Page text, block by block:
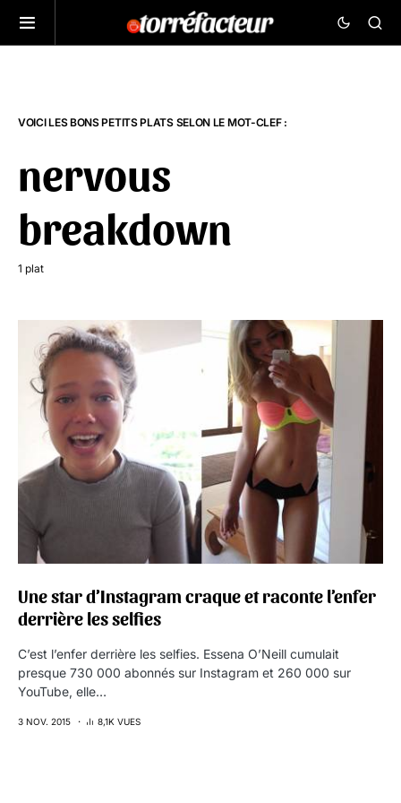
VOICI LES BONS PETITS PLATS SELON LE MOT-CLEF :
nervous
breakdown
1 plat
Une star d’Instagram craque et raconte l’enfer
derrière les selfies
C’est l’enfer derrière les selfies. Essena O’Neill cumulait
presque 730 000 abonnés sur Instagram et 260 000 sur
YouTube, elle…
3 NOV. 2015 8,1K VUES